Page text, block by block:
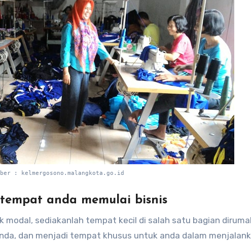
: kelmergosono.malangkota.go.id
anda memulai bisnis
modal, sediakanlah tempat kecil di salah satu bagian
dan menjadi tempat khusus untuk anda dalam